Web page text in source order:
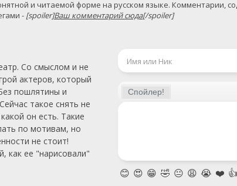
- [spoiler]Ваш комментарий сюда[/spoiler]
Со смыслом и не
актеров, который
пошлятины и
такое снять не
он есть. Такие
по мотивам, но
не стоит!
как ее "нарисовали"
😊 😍 😁 🤣 😐 😩 😭 ❤️ 👍